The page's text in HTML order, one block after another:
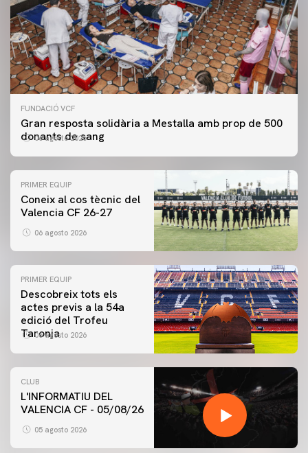
FUNDACIÓ VCF
Gran resposta solidària a Mestalla amb prop de 500
donants de sang
06 agosto 2026
PRIMER EQUIP
Coneix al cos tècnic del
Valencia CF 26-27
06 agosto 2026
PRIMER EQUIP
Descobreix tots els
actes previs a la 54a
edició del Trofeu
Taronja
06 agosto 2026
CLUB
L'INFORMATIU DEL
VALENCIA CF - 05/08/26
05 agosto 2026